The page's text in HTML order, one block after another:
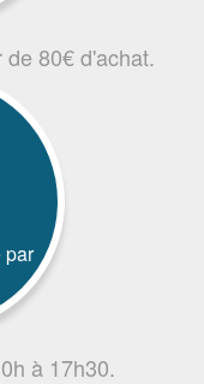
80€ d'achat.
par
à 17h30.